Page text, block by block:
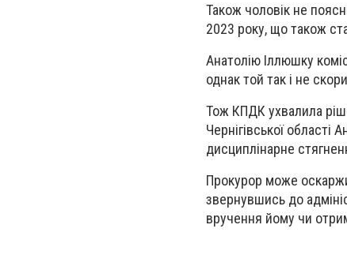
Також чоловік не
2023 року, що також
Анатолію Іллюшку
однак той так і не
Тож КПДК ухвалила
Чернігівської області
дисциплінарне
Прокурор може
звернувшись до
вручення йому чи